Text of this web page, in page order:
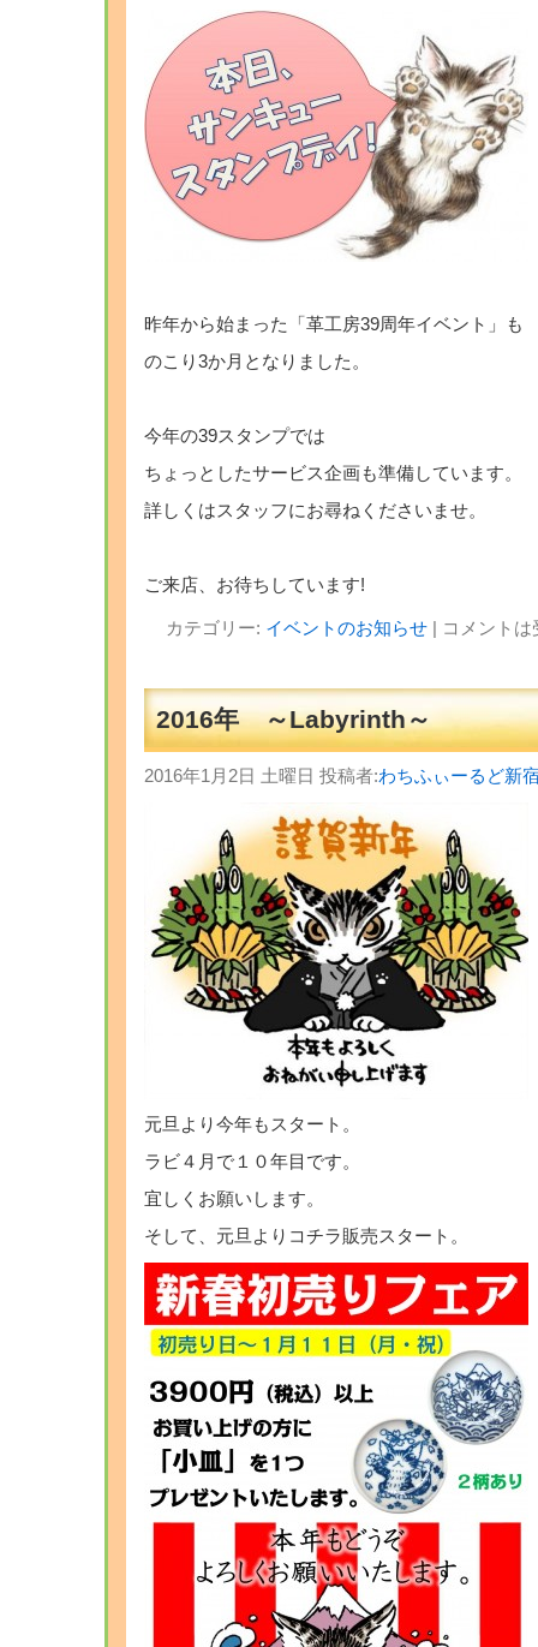
昨年から始まった「革工房39周年イベント」も
のこり3か月となりました。
今年の39スタンプでは
ちょっとしたサービス企画も準備しています。
詳しくはスタッフにお尋ねくださいませ。
ご来店、お待ちしています!
カテゴリー: イベントのお知らせ| コメント
2016年 ～Labyrinth～
2016年1月2日 土曜日 投稿者:わちふぃーるど新
元旦より今年もスタート。
ラビ４月で１０年目です。
宜しくお願いします。
そして、元旦よりコチラ販売スタート。